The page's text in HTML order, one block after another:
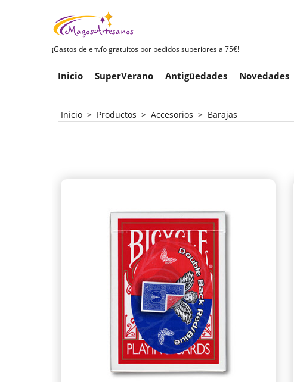
¡Gastos de envío gratuitos por pedidos superiores a 75€!
Inicio SuperVerano Antigüedades Novedades
Inicio > Productos > Accesorios > Barajas